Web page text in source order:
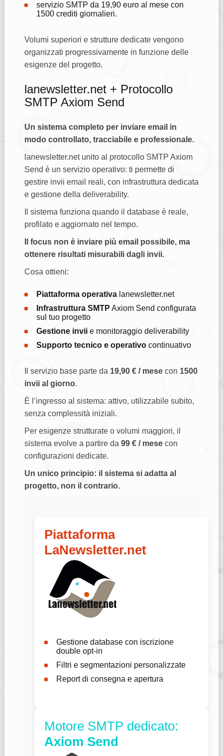
servizio SMTP da 19,90 euro al mese con
1500 crediti giornalieri.
Volumi superiori e strutture dedicate vengono
organizzati progressivamente in funzione delle
esigenze del progetto.
lanewsletter.net + Protocollo
SMTP Axiom Send
Un sistema completo per inviare email in
modo controllato, tracciabile e professionale.
lanewsletter.net unito al protocollo SMTP Axiom
Send è un servizio operativo: ti permette di
gestire invii email reali, con infrastruttura dedicata
e gestione della deliverability.
Il sistema funziona quando il database è reale,
profilato e aggiornato nel tempo.
Il focus non è inviare più email possibile, ma
ottenere risultati misurabili dagli invii.
Cosa ottieni:
Piattaforma operativalanewsletter.net
Infrastruttura SMTP Axiom Send configurata
sul tuo progetto
Gestione inviie monitoraggio deliverability
Supporto tecnico e operativocontinuativo
Il servizio base parte da 19,90 € / mesecon 1500
invii al giorno.
È l’ingresso al sistema: attivo, utilizzabile subito,
senza complessità iniziali.
Per esigenze strutturate o volumi maggiori, il
sistema evolve a partire da 99 € / mesecon
configurazioni dedicate.
Un unico principio: il sistema si adatta al
progetto, non il contrario.
Piattaforma
LaNewsletter.net
Gestione database con iscrizione
double opt-in
Filtri e segmentazioni personalizzate
Report di consegna e apertura
Motore SMTP dedicato:
Axiom Send